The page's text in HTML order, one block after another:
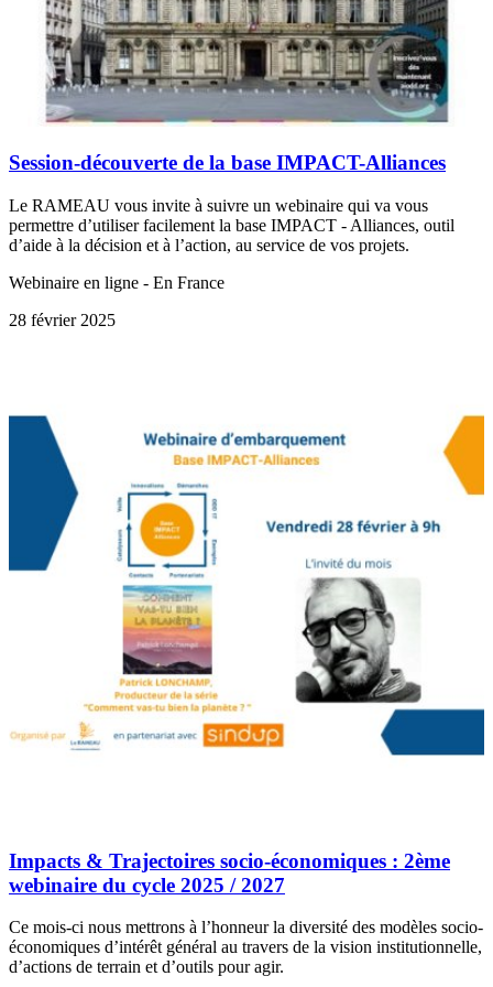
Session-découverte de la base IMPACT-Alliances
Le RAMEAU vous invite à suivre un webinaire qui va vous
permettre d’utiliser facilement la base IMPACT - Alliances, outil
d’aide à la décision et à l’action, au service de vos projets.
Webinaire en ligne - En France
28 février 2025
Impacts & Trajectoires socio-économiques : 2ème
webinaire du cycle 2025 / 2027
Ce mois-ci nous mettrons à l’honneur la diversité des modèles socio-
économiques d’intérêt général au travers de la vision institutionnelle,
d’actions de terrain et d’outils pour agir.